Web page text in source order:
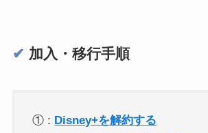
✔︎ 加入・移行手順
① : Disney+を解約する